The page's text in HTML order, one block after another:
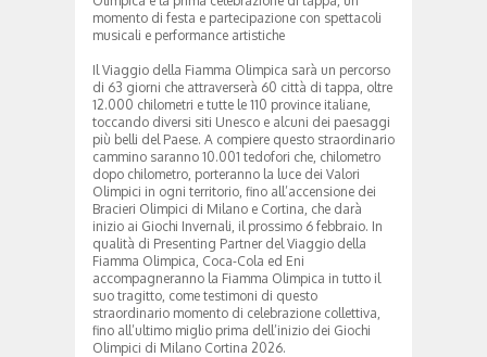
momento di festa e partecipazione con spettacoli
musicali e performance artistiche
Il Viaggio della Fiamma Olimpica sarà un percorso
di 63 giorni che attraverserà 60 città di tappa, oltre
12.000 chilometri e tutte le 110 province italiane,
toccando diversi siti Unesco e alcuni dei paesaggi
più belli del Paese. A compiere questo straordinario
cammino saranno 10.001 tedofori che, chilometro
dopo chilometro, porteranno la luce dei Valori
Olimpici in ogni territorio, fino all’accensione dei
Bracieri Olimpici di Milano e Cortina, che darà
inizio ai Giochi Invernali, il prossimo 6 febbraio. In
qualità di Presenting Partner del Viaggio della
Fiamma Olimpica, Coca-Cola ed Eni
accompagneranno la Fiamma Olimpica in tutto il
suo tragitto, come testimoni di questo
straordinario momento di celebrazione collettiva,
fino all’ultimo miglio prima dell’inizio dei Giochi
Olimpici di Milano Cortina 2026.